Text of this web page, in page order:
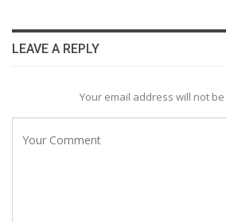
LEAVE A REPLY
Your email address will not